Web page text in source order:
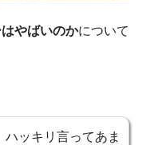
やばいのかについて
ッキリ言ってあま